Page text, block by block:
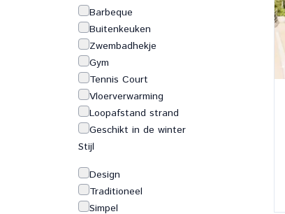
Barbeque
Buitenkeuken
Zwembadhekje
Gym
Tennis Court
Vloerverwarming
Loopafstand strand
Geschikt in de winter
Stijl
Design
Traditioneel
Simpel